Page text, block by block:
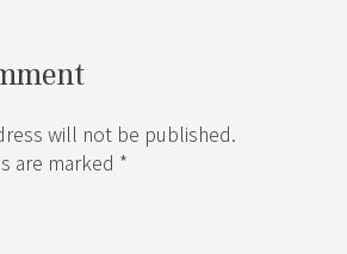
will not be published.
are marked *